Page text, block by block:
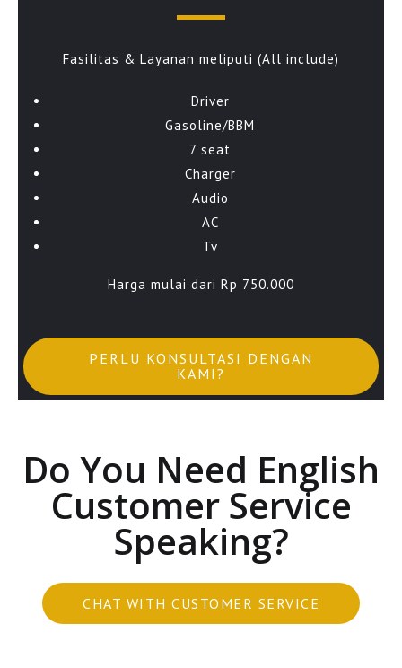
Fasilitas & Layanan meliputi (All include)
Driver
Gasoline/BBM
7 seat
Charger
Audio
AC
Tv
Harga mulai dari Rp 750.000
PERLU KONSULTASI DENGAN
KAMI?
Do You Need English
Customer Service
Speaking?
CHAT WITH CUSTOMER SERVICE